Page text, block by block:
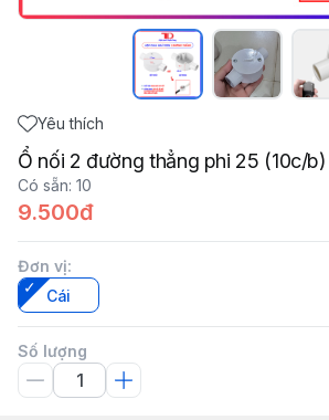
Yêu thích
Ổ nối 2 đường thẳng phi 25 (10c/b)
Có sẵn: 10
9.500đ
Đơn vị:
Cái
Số lượng